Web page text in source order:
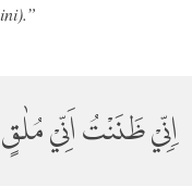
اِنِّيْ ظَنَنْتُ اَنِّيْ